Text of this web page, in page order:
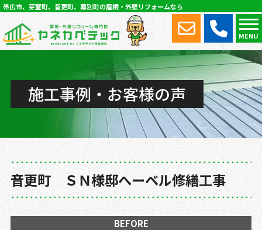
MENU
帯広市、芽室町、音更町、幕別町の屋根・外壁リフォームなら
施工事例・お客様の声
音更町 ＳＮ様邸へーベル修繕工事
BEFORE